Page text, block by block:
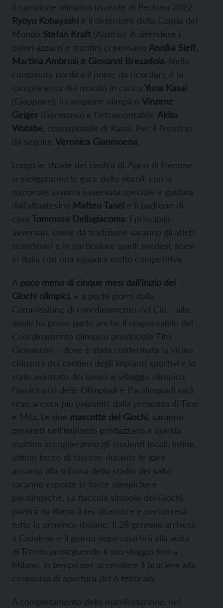
il campione olimpico uscente di Pechino 2022
Ryoyu Kobayashi e il detentore della Coppa del
Mondo Stefan Kraft (Austria). A difendere i
colori azzurri e trentini ci pensano Annika Sieff,
Martina Ambrosi e Giovanni Bresadola. Nella
combinata nordica il nome da ricordare è la
campionessa del mondo in carica Yuna Kasai
(Giappone), il campione olimpico Vinzenz
Geiger (Germania) e l’intramontabile Akito
Watabe , connazionale di Kasai. Per il Trentino
da seguire Veronica Gianmoena.
Lungo le strade del centro di Ziano di Fiemme
si svolgeranno le gare dello skiroll, con la
nazionale azzurra osservata speciale e guidata
dall’altoatesino Matteo Tanel e il padrone di
casa Tommaso Dellagiacoma. I principali
avversari, come da tradizione saranno gli atleti
scandinavi e in particolare quelli svedesi, scesi
in Italia con una squadra molto competitiva.
A poco meno di cinque mesi dall’inizio dei
Giochi olimpici , e a pochi giorni dalla
Commissione di coordinamento del Cio – alla
quale ha preso parte anche il responsabile del
Coordinamento olimpico provinciale Tito
Giovannini – dove è stata confermata la vicina
chiusura dei cantieri degli impianti sportivi e lo
stato avanzato dei lavori al villaggio olimpico,
l’avvicinarsi delle Olimpiadi e Paralimpiadi sarà
reso ancora più palpabile dalla presenza di Tino
e Mila. Le due mascotte dei Giochi , saranno
presenti nell’impianto predazzano e questa
mattina accoglieranno gli studenti locali. Infine,
ultimo tocco di fascino, durante le gare
accanto alla tribuna dello stadio del salto
saranno esposte le torce olimpiche e
paralimpiche. La fiaccola simbolo dei Giochi,
partirà da Roma il sei dicembre e percorrerà
tutte le province italiane. Il 28 gennaio arriverà
a Cavalese e il giorno dopo ripartirà alla volta
di Trento proseguendo il suo viaggio fino a
Milano, in tempo per accendere il braciere alla
cerimonia di apertura del 6 febbraio.
A completamento della manifestazione, nel